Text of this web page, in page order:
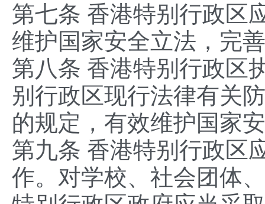
第七条 香港特别行政区
维护国家安全立法，完
第八条 香港特别行政区
别行政区现行法律有关
的规定，有效维护国家
第九条 香港特别行政区
作。对学校、社会团体